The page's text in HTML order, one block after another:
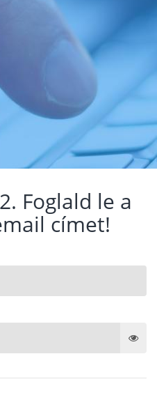
Foglald le a
címet!